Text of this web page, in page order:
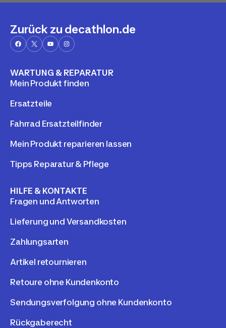
Zurück zu decathlon.de
WARTUNG & REPARATUR
Mein Produkt finden
Ersatzteile
Fahrrad Ersatzteilfinder
Mein Produkt reparieren lassen
Tipps Reparatur & Pflege
HILFE & KONTAKTE
Fragen und Antworten
Lieferung und Versandkosten
Zahlungsarten
Artikel retournieren
Retoure ohne Kundenkonto
Sendungsverfolgung ohne Kundenkonto
Rückgaberecht